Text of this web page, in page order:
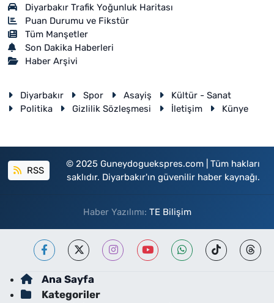
Diyarbakır Trafik Yoğunluk Haritası
Puan Durumu ve Fikstür
Tüm Manşetler
Son Dakika Haberleri
Haber Arşivi
Diyarbakır Spor Asayiş
Kültür - Sanat
Politika
Gizlilik Sözleşmesi İletişim Künye
RSS
© 2025 Guneydoguekspres.com | Tüm hakları
saklıdır. Diyarbakır'ın güvenilir haber kaynağı.
Haber Yazılımı: TE Bilişim
Ana Sayfa
Kategoriler